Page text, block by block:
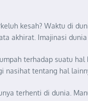
kesah? Waktu di
akhirat. Imajinasi
terhadap suatu
nasihat tentang hal
terhenti di dunia.